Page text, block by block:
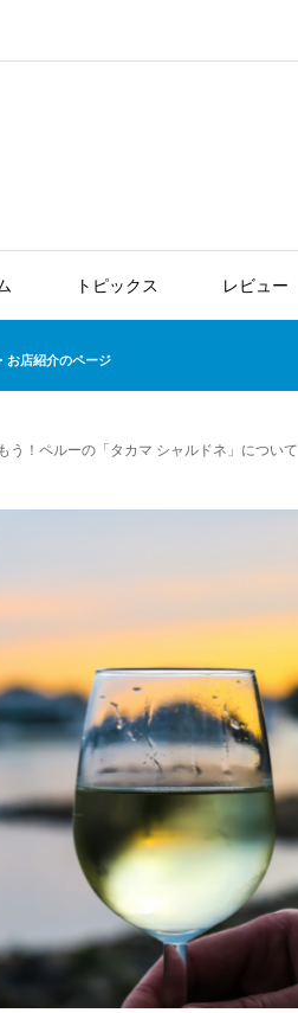
トピックス レビュー
お店紹介のページ
う！ペルーの「タカマ シャルドネ」について